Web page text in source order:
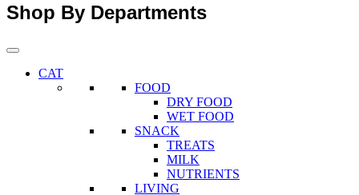
Shop By Departments
CAT
FOOD
DRY FOOD
WET FOOD
SNACK
TREATS
MILK
NUTRIENTS
LIVING